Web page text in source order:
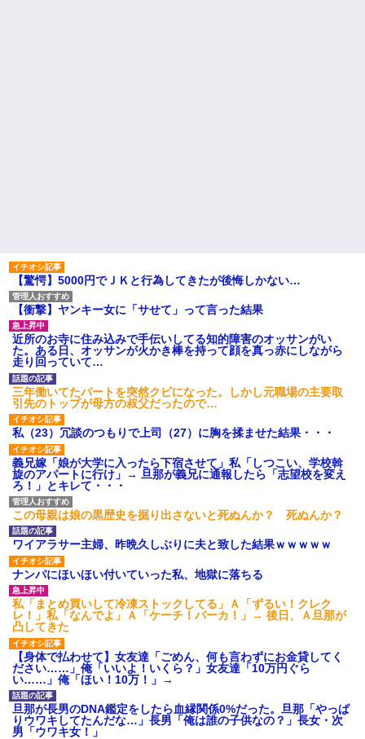
4000円のフィギュアがヤバすぎ
るｗｗｗｗｗｗ「こんな高い
の？ｗｗ」「逆に超安い」
私「ちょっと、人の家の金庫
触らないでよ！」キチママ『そ
こに金庫があったから、開けて
みようとしただけ☆』義兄「泥
は出てけ！二度と来るな！」結
果・・・
私「初めて飲む味だけどなん
のお茶？」彼「ちっ！」私「」
【GIF】JSのカンチョーワロ
タ
後続車にクラクションを鳴ら
され彼氏が逆切れ。「何クラク
ション鳴らしてんだ！降りてこ
いよ！」と怒鳴りだし...
【衝撃】報酬100万円超の治験
募集がこちらｗｗｗｗｗ(※画像
あり)
【ネット騒然】惨殺されたタ
ワマン頂き女子のこの動画、す
げえええええｗｗｗｗｗｗｗｗ
ｗｗｗ
【愕然】白のクラウン俺氏、
高速道路左車線を制限速度で走
った結果wwwwwwwwwwww
百年の恋12-899 食べた量を
張り合ってくる
【悲報】佐藤輝明・・・２軍
でも盛大にやらかす←あまり悲
しませないでくれ
みたよ
【驚愕】5000円でＪＫと行為してきたが後悔しかない…
【衝撃】ヤンキー女に「サせて」って言った結果
近所のお寺に住み込みで手伝いしてる知的障害のオッサンがい
た。ある日、オッサンが火かき棒を持って顔を真っ赤にしながら
走り回っていて…
三年働いてたパートを突然クビになった。しかし元職場の主要取
引先のトップが母方の叔父だったので…
私（23）冗談のつもりで上司（27）に胸を揉ませた結果・・・
義兄嫁「娘が大学に入ったら下宿させて」私「しつこい、学校斡
旋のアパートに行け」→ 旦那が義兄に通報したら「志望校を変え
ろ！」とキレて・・・
この母親は娘の黒歴史を掘り出さないと死ぬんか？ 死ぬんか？
ワイアラサー主婦、昨晩久しぶりに夫と致した結果ｗｗｗｗｗ
ナンパにほいほい付いていった私、地獄に落ちる
私「まとめ買いして冷凍ストックしてる」Ａ「ずるい！クレク
レ！」私「なんでよ」Ａ「ケーチ！バーカ！」→ 後日、Ａ旦那が
凸してきた
【身体で払わせて】女友達「ごめん、何も言わずにお金貸してく
ださい……」俺「いいよ！いくら？」女友達「10万円ぐら
い……」俺「ほい！10万！」→
旦那が長男のDNA鑑定をしたら血縁関係0%だった。旦那「やっぱ
りウワキしてたんだな…」長男「俺は誰の子供なの？」長女・次
男「ウワキ女！」